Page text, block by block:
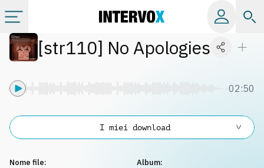
Categorie
Album
Playlist
[str110] No Apologies
02:50
Nome file:
Album:
I miei download